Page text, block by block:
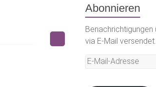
Abonnieren
via E-Mail versendet.
E-